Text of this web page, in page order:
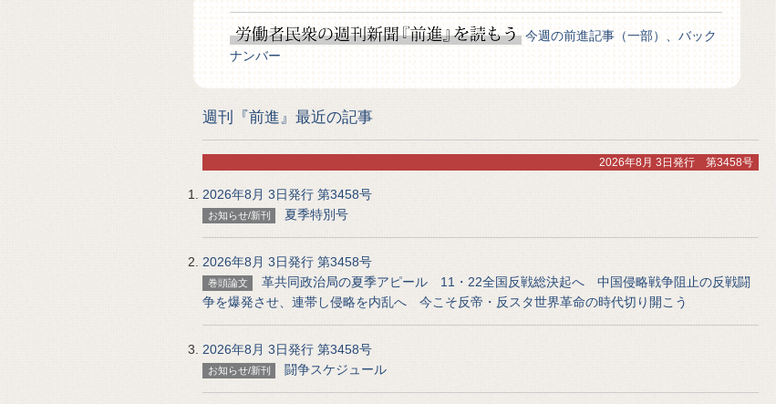
今週の前進記事（一部）、バック
ナンバー
週刊『前進』最近の記事
2026年8月 3日発行 第3458号
2026年8月 3日発行 第3458号
お知らせ/新刊 夏季特別号
2026年8月 3日発行 第3458号
巻頭論文
革共同政治局の夏季アピール 11・22全国反戦総決起へ 中国侵略戦争阻止の反戦闘
争を爆発させ、連帯し侵略を内乱へ 今こそ反帝・反スタ世界革命の時代切り開こう
2026年8月 3日発行 第3458号
お知らせ/新刊 闘争スケジュール